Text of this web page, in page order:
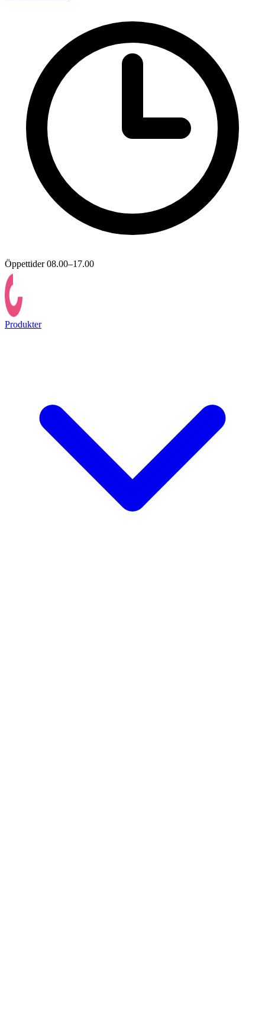
Öppettider 08.00–17.00
Produkter